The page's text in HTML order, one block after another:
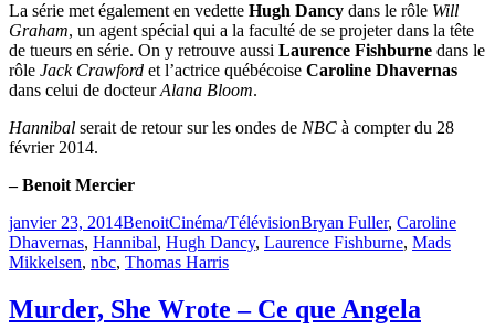
La série met également en vedette Hugh Dancy dans le rôle Will
Graham, un agent spécial qui a la faculté de se projeter dans la tête
de tueurs en série. On y retrouve aussi Laurence Fishburne dans le
rôle Jack Crawford et l’actrice québécoise Caroline Dhavernas
dans celui de docteurAlana Bloom.
Hannibal serait de retour sur les ondes de NBC à compter du 28
février 2014.
– Benoit Mercier
Publié
le
janvier 23, 2014BenoitCatégories
Cinéma/TélévisionÉtiquettes
Bryan Fuller, Caroline
Dhavernas, Hannibal, Hugh Dancy, Laurence Fishburne, Mads
Mikkelsen, nbc, Thomas Harris
Murder, She Wrote – Ce que Angela